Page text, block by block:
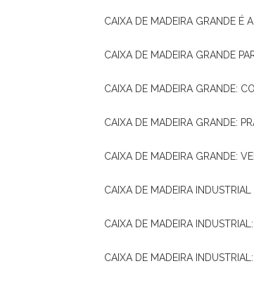
CAIXA DE MADEIRA GRANDE É
CAIXA DE MADEIRA GRANDE
CAIXA DE MADEIRA GRANDE:
CAIXA DE MADEIRA GRANDE:
CAIXA DE MADEIRA GRANDE:
CAIXA DE MADEIRA
CAIXA DE MADEIRA
CAIXA DE MADEIRA